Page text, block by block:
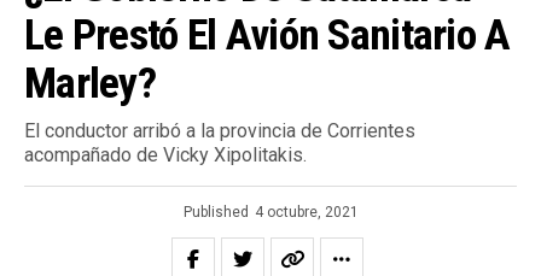
Le Prestó El Avión Sanitario A
Marley?
El conductor arribó a la provincia de Corrientes
acompañado de Vicky Xipolitakis.
Published 4 octubre, 2021